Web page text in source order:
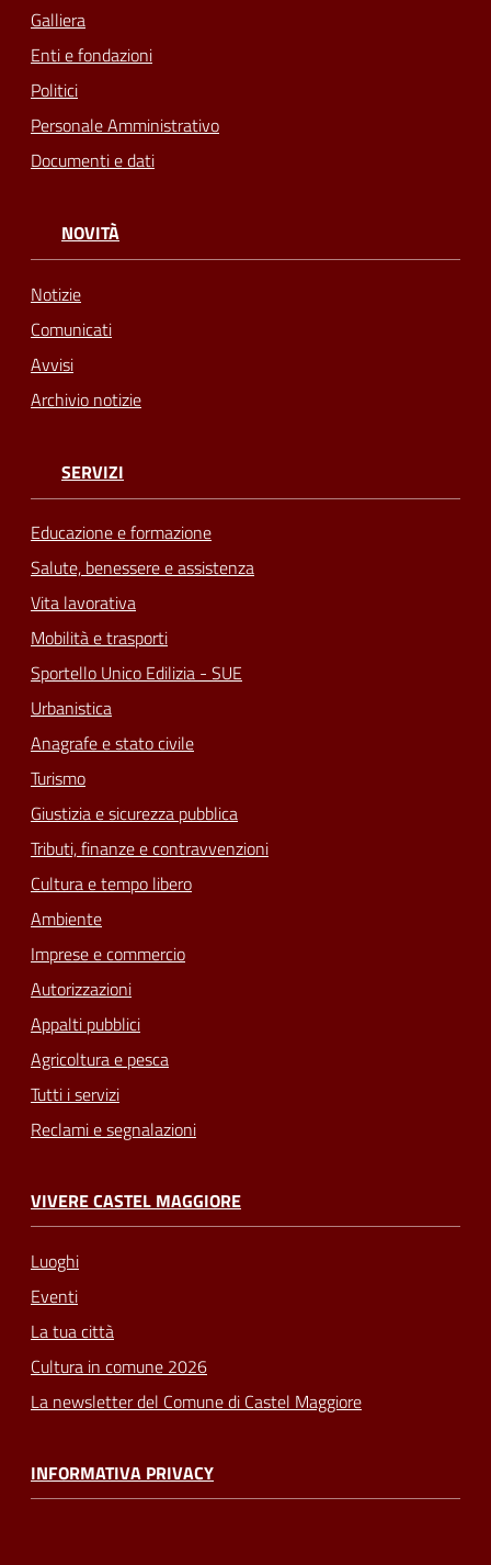
Galliera
Enti e fondazioni
Politici
Personale Amministrativo
Documenti e dati
NOVITÀ
Notizie
Comunicati
Avvisi
Archivio notizie
SERVIZI
Educazione e formazione
Salute, benessere e assistenza
Vita lavorativa
Mobilità e trasporti
Sportello Unico Edilizia - SUE
Urbanistica
Anagrafe e stato civile
Turismo
Giustizia e sicurezza pubblica
Tributi, finanze e contravvenzioni
Cultura e tempo libero
Ambiente
Imprese e commercio
Autorizzazioni
Appalti pubblici
Agricoltura e pesca
Tutti i servizi
Reclami e segnalazioni
VIVERE CASTEL MAGGIORE
Luoghi
Eventi
La tua città
Cultura in comune 2026
La newsletter del Comune di Castel Maggiore
INFORMATIVA PRIVACY